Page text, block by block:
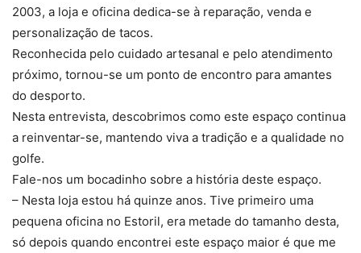
2003, a loja e oficina dedica-se à reparação, venda e
personalização de tacos.
Reconhecida pelo cuidado artesanal e pelo atendimento
próximo, tornou-se um ponto de encontro para amantes
do desporto.
Nesta entrevista, descobrimos como este espaço continua
a reinventar-se, mantendo viva a tradição e a qualidade no
golfe.
Fale-nos um bocadinho sobre a história deste espaço.
– Nesta loja estou há quinze anos. Tive primeiro uma
pequena oficina no Estoril, era metade do tamanho desta,
só depois quando encontrei este espaço maior é que me